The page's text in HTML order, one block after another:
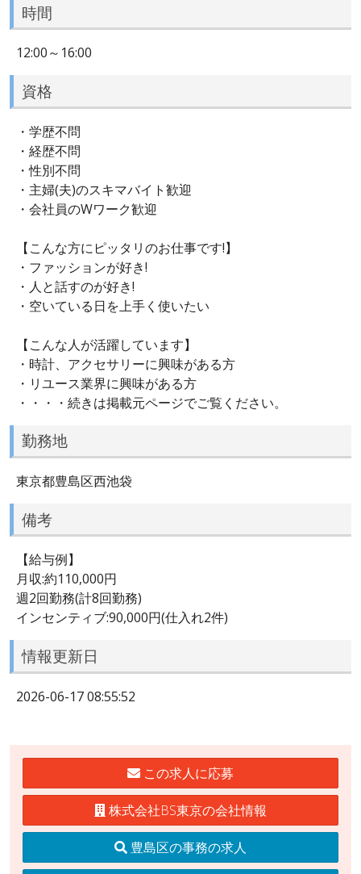
時間
12:00～16:00
資格
・学歴不問
・経歴不問
・性別不問
・主婦(夫)のスキマバイト歓迎
・会社員のWワーク歓迎
【こんな方にピッタリのお仕事です!】
・ファッションが好き!
・人と話すのが好き!
・空いている日を上手く使いたい
【こんな人が活躍しています】
・時計、アクセサリーに興味がある方
・リユース業界に興味がある方
・・・・続きは掲載元ページでご覧ください。
勤務地
東京都豊島区西池袋
備考
【給与例】
月収:約110,000円
週2回勤務(計8回勤務)
インセンティブ:90,000円(仕入れ2件)
情報更新日
2026-06-17 08:55:52
この求人に応募
株式会社BS東京の会社情報
豊島区の事務の求人